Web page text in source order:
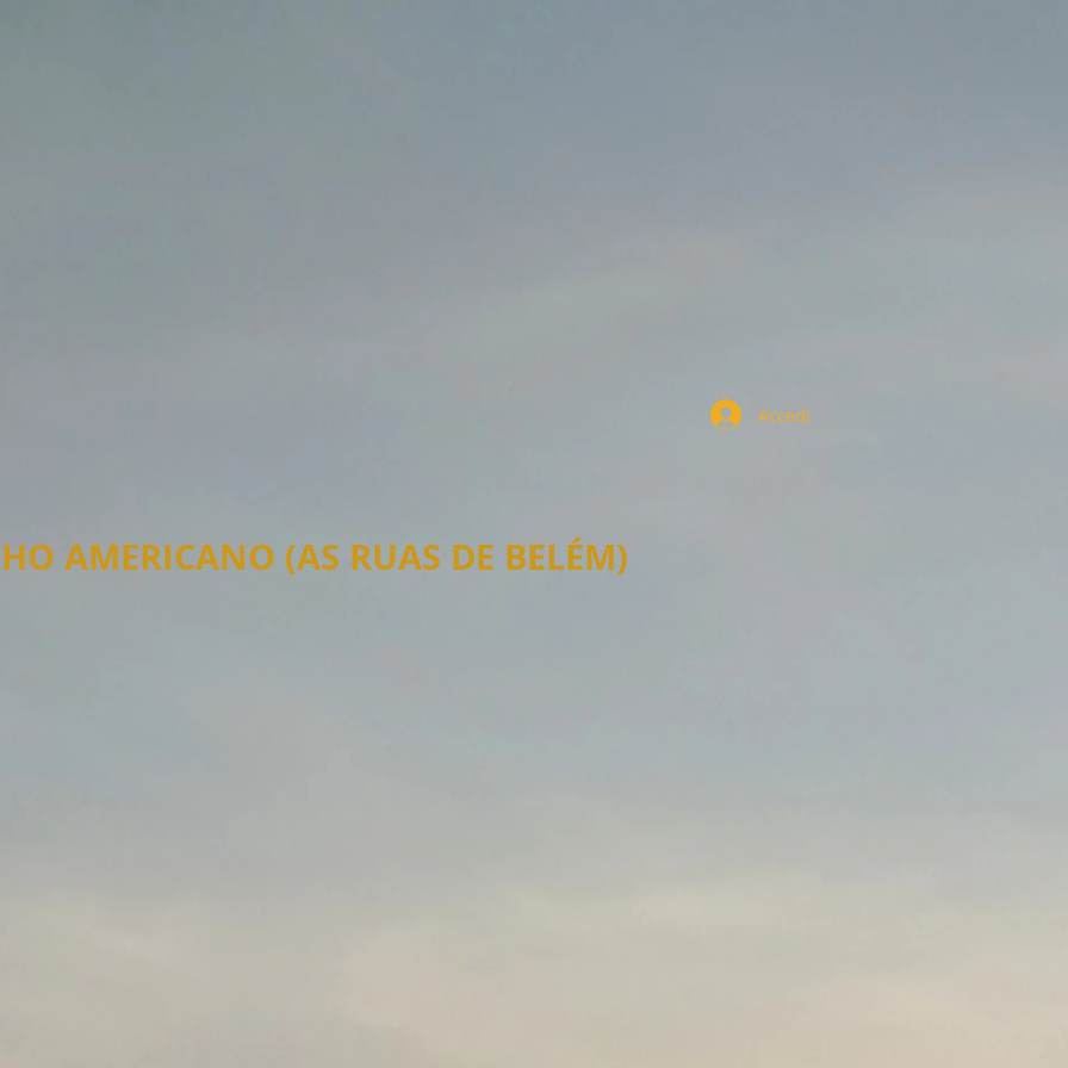
Accedi
AMERICANO (AS RUAS DE BELÉM)